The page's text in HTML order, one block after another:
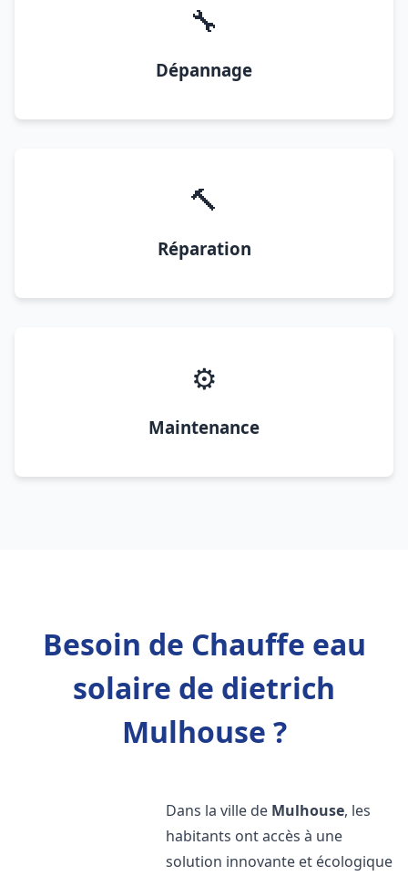
🔧
Dépannage
🔨
Réparation
⚙️
Maintenance
Besoin de Chauffe eau
solaire de dietrich
Mulhouse ?
Dans la ville de Mulhouse, les
habitants ont accès à une
solution innovante et écologique